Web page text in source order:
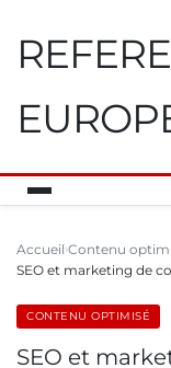
Accueil Contenu
SEO et marketing de
CONTENU OPTIMISÉ
SEO et